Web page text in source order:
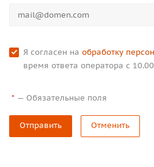
Я согласен на обработку
время ответа оператора с
* — Обязательные поля
Отправить Отменить